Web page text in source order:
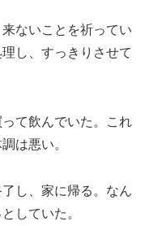
ないことを祈ってい
し、すっきりさせて
て飲んでいた。これ
は悪い。
し、家に帰る。なん
していた。